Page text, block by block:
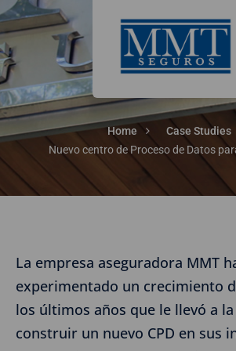
Home
Case Studies
Nuevo centro de Proceso de Datos
La empresa aseguradora MMT
experimentado un crecimiento
los últimos años que le llevó a
construir un nuevo CPD en sus